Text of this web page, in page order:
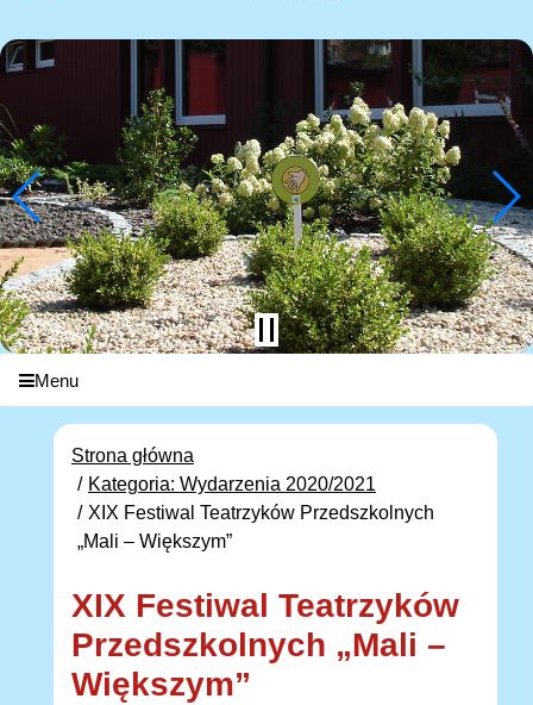
Menu
Strona główna
Kategoria: Wydarzenia 2020/2021
XIX Festiwal Teatrzyków Przedszkolnych
„Mali – Większym”
XIX Festiwal Teatrzyków
Przedszkolnych „Mali –
Większym”